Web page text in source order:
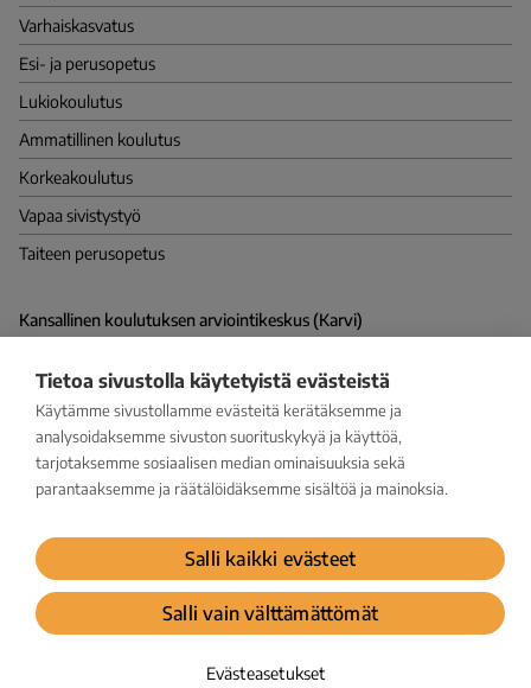
Varhais­kasvatus
Esi- ja perusopetus
Lukio­koulutus
Ammatillinen koulutus
Korkea­koulutus
Vapaa sivistys­työ
Taiteen perusopetus
Kansallinen koulutuksen arviointikeskus (Karvi)
Vapaudenkatu 58, 40100 JYVÄSKYLÄ
kirjaamo@karvi.fi
029 533 1600
Facebook
LinkedIn
Instagram
Bluesky
YouTube
Tietosuoja
Ilmoituskanava väärinkäytösepäilylle
Tietoa sivustolla käytetyistä evästeistä
Käytämme sivustollamme evästeitä kerätäksemme ja
analysoidaksemme sivuston suorituskykyä ja käyttöä,
tarjotaksemme sosiaalisen median ominaisuuksia sekä
parantaaksemme ja räätälöidäksemme sisältöä ja mainoksia.
Salli kaikki evästeet
Salli vain välttämättömät
Evästeasetukset